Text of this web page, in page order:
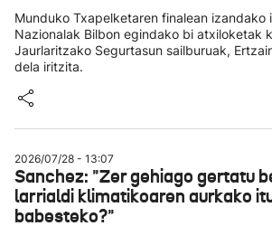
Munduko Txapelketaren finalean izandako
Nazionalak Bilbon egindako bi atxiloketak
Jaurlaritzako Segurtasun sailburuak,
dela iritzita.
2026/07/28 - 13:07
Sanchez: "Zer gehiago gertatu
larrialdi klimatikoaren aurkako
babesteko?"